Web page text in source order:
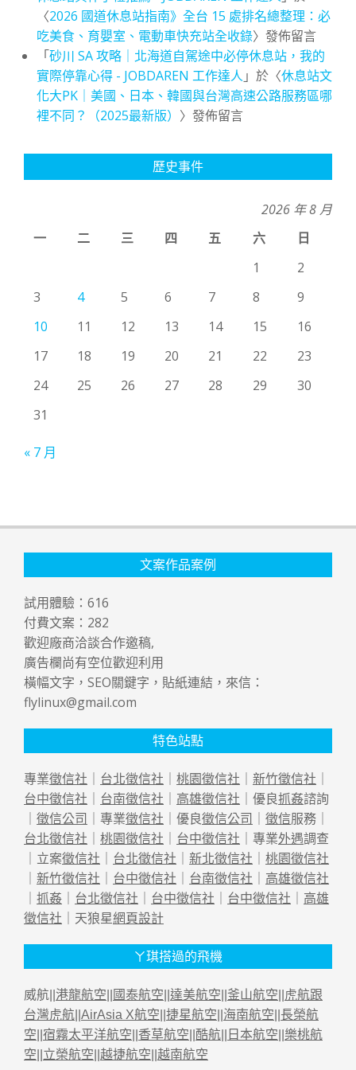
〈2026 國道休息站指南》全台 15 處排名總整理：必
吃美食、育嬰室、電動車快充站全收錄〉發佈留言
「砂川 SA 攻略｜北海道自駕途中必停休息站，我的
實際停靠心得 - JOBDAREN 工作達人 」於〈休息站文
化大PK｜美國、日本、韓國與台灣高速公路服務區哪
裡不同？（2025最新版） 〉發佈留言
歷史事件
2026 年 8 月
一
二 三 四 五 六
日
1
2
3
4 5 6 7 8
9
10
11 12 13 14 15
16
17
18 19 20 21 22
23
24
25 26 27 28 29
30
31
« 7 月
文案作品案例
試用體驗： 616
付費文案： 282
歡迎廠商洽談合作邀稿,
廣告欄尚有空位歡迎利用
橫幅文字，SEO關鍵字，貼紙連結，來信：
flylinux@gmail.com
特色站點
專業徵信社 ｜ 台北徵信社 ｜ 桃園徵信社 ｜ 新竹徵信社 ｜
台中徵信社 ｜ 台南徵信社 ｜ 高雄徵信社 ｜優良抓姦諮詢
｜ 徵信公司 ｜專業徵信社 ｜優良徵信公司 ｜ 徵信服務｜
台北徵信社 ｜ 桃園徵信社 ｜ 台中徵信社 ｜專業外遇調查
｜立案徵信社 ｜ 台北徵信社 ｜ 新北徵信社 ｜ 桃園徵信社
｜ 新竹徵信社 ｜ 台中徵信社 ｜ 台南徵信社 ｜ 高雄徵信社
｜ 抓姦 ｜ 台北徵信社 ｜ 台中徵信社 ｜ 台中徵信社 ｜ 高雄
徵信社 ｜天狼星網頁設計
ㄚ琪搭過的飛機
威航|| 港龍航空 國泰航空 達美航空 釜山航空
虎航跟
台灣虎航 AirAsia X航空 捷星航空 海南航空 長榮航
空 宿霧太平洋航空 香草航空 酷航 日本航空 樂桃航
空 立榮航空 越捷航空 越南航空